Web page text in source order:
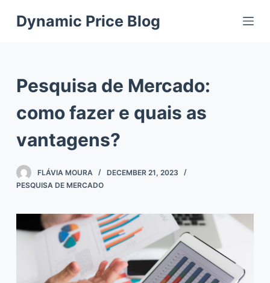
S
k
o
n
e
n
Dynamic Price Blog
Pesquisa de Mercado:
como fazer e quais as
vantagens?
FLÁVIA MOURA
DECEMBER 21, 2023
PESQUISA DE MERCADO